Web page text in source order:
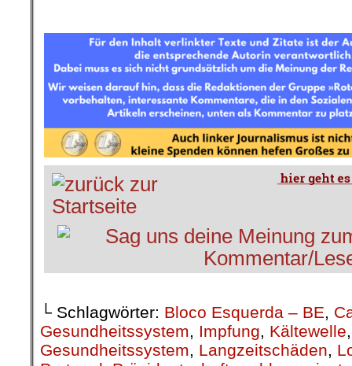
└ Schlagwörter: Bloco Esquerda – BE,
Gesundheitssystem, Impfung, Kältewelle
Gesundheitssystem, Langzeitschäden,